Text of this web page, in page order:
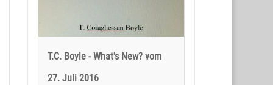
T.C. Boyle - What's New? vom
27. Juli 2016